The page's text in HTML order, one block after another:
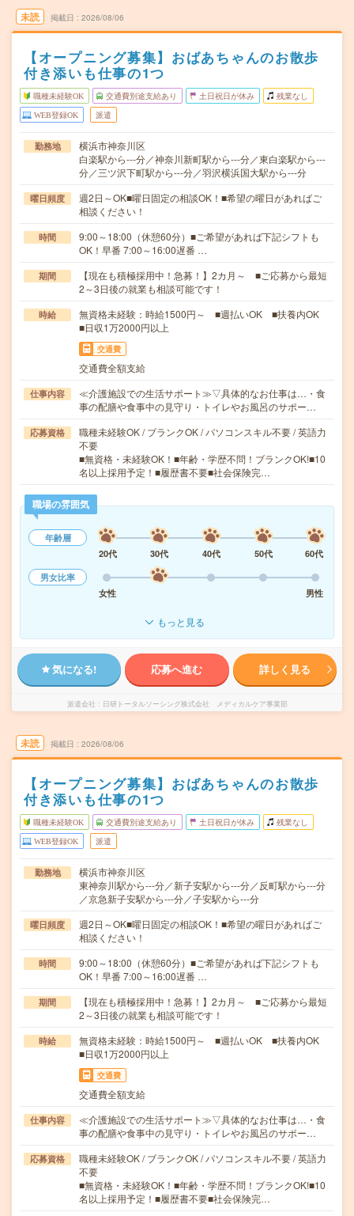
未読 掲載日 2026/08/06
【オープニング募集】おばあちゃんのお散歩
付き添いも仕事の1つ
職種未経験OK 交通費別途支給あり 土日祝日が休み 残業なし
WEB登録OK 派遣
勤務地
横浜市神奈川区
白楽駅から---分／神奈川新町駅から---分／東白楽駅から---
分／三ツ沢下町駅から---分／羽沢横浜国大駅から---分
曜日頻度
週2日～OK■曜日固定の相談OK！■希望の曜日があればご
相談ください！
時間
9:00～18:00（休憩60分）■ご希望があれば下記シフトも
OK！早番 7:00～16:00遅番 …
期間
【現在も積極採用中！急募！】2カ月～ ■ご応募から最短
2～3日後の就業も相談可能です！
時給
無資格未経験：時給1500円～ ■週払いOK ■扶養内OK
■日収1万2000円以上
交通費
交通費全額支給
仕事内容
≪介護施設での生活サポート≫▽具体的なお仕事は…・食
事の配膳や食事中の見守り・トイレやお風呂のサポー…
応募資格
職種未経験OK / ブランクOK / パソコンスキル不要 / 英語力
不要
■無資格・未経験OK！■年齢・学歴不問！ブランクOK!■10
名以上採用予定！■履歴書不要■社会保険完…
職場の雰囲気
年齢層
20代
30代 40代 50代
60代
男女比率
女性
男性
もっと見る
気になる! 応募へ進む 詳しく見る
派遣会社 日研トータルソーシング株式会社 メディカルケア事業部
未読 掲載日 2026/08/06
【オープニング募集】おばあちゃんのお散歩
付き添いも仕事の1つ
職種未経験OK 交通費別途支給あり 土日祝日が休み 残業なし
WEB登録OK 派遣
勤務地
横浜市神奈川区
東神奈川駅から---分／新子安駅から---分／反町駅から---分
／京急新子安駅から---分／子安駅から---分
曜日頻度
週2日～OK■曜日固定の相談OK！■希望の曜日があればご
相談ください！
時間
9:00～18:00（休憩60分）■ご希望があれば下記シフトも
OK！早番 7:00～16:00遅番 …
期間
【現在も積極採用中！急募！】2カ月～ ■ご応募から最短
2～3日後の就業も相談可能です！
時給
無資格未経験：時給1500円～ ■週払いOK ■扶養内OK
■日収1万2000円以上
交通費
交通費全額支給
仕事内容
≪介護施設での生活サポート≫▽具体的なお仕事は…・食
事の配膳や食事中の見守り・トイレやお風呂のサポー…
応募資格
職種未経験OK / ブランクOK / パソコンスキル不要 / 英語力
不要
■無資格・未経験OK！■年齢・学歴不問！ブランクOK!■10
名以上採用予定！■履歴書不要■社会保険完…